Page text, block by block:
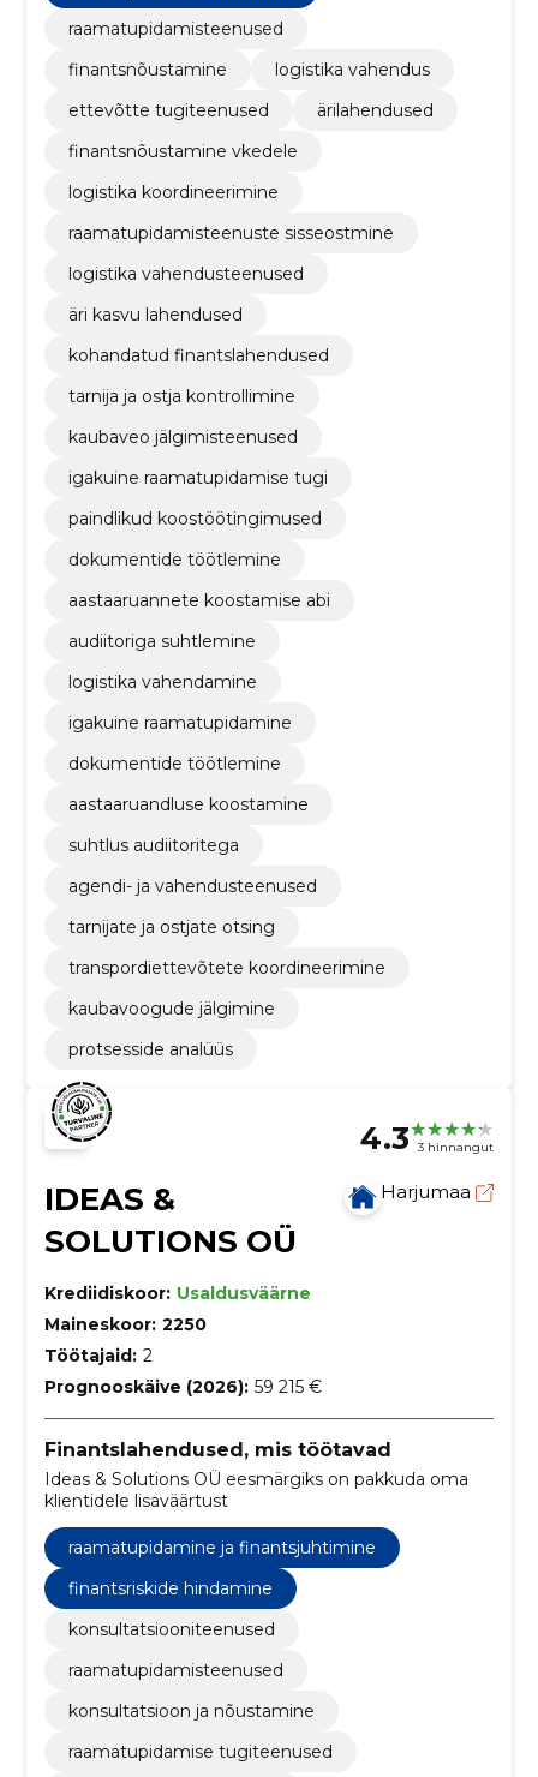
raamatupidamisteenused
finantsnõustamine
logistika vahendus
ettevõtte tugiteenused
ärilahendused
finantsnõustamine vkedele
logistika koordineerimine
raamatupidamisteenuste sisseostmine
logistika vahendusteenused
äri kasvu lahendused
kohandatud finantslahendused
tarnija ja ostja kontrollimine
kaubaveo jälgimisteenused
igakuine raamatupidamise tugi
paindlikud koostöötingimused
dokumentide töötlemine
aastaaruannete koostamise abi
audiitoriga suhtlemine
logistika vahendamine
igakuine raamatupidamine
dokumentide töötlemine
aastaaruandluse koostamine
suhtlus audiitoritega
agendi- ja vahendusteenused
tarnijate ja ostjate otsing
transpordiettevõtete koordineerimine
kaubavoogude jälgimine
protsesside analüüs
4.3 3 hinnangut
IDEAS &
SOLUTIONS OÜ
Harjumaa
Krediidiskoor: Usaldusväärne
Maineskoor: 2250
Töötajaid: 2
Prognooskäive (2026): 59 215 €
Finantslahendused, mis töötavad
Ideas & Solutions OÜ eesmärgiks on pakkuda oma
klientidele lisaväärtust
raamatupidamine ja finantsjuhtimine
finantsriskide hindamine
konsultatsiooniteenused
raamatupidamisteenused
konsultatsioon ja nõustamine
raamatupidamise tugiteenused